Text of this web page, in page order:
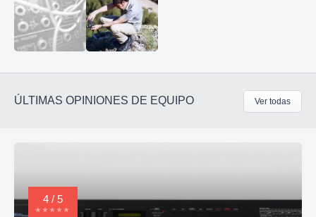
ÚLTIMAS OPINIONES DE EQUIPO Ver todas
4 / 5